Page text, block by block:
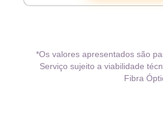
*Os valores apresentados são
Serviço sujeito a viabilidade
Fibra